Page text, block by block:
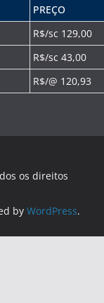
PREÇO
R$/sc 129,00
R$/sc 43,00
R$/@ 120,93
os direitos
by WordPress.